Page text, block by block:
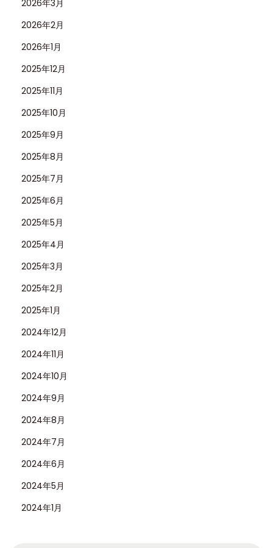
2026年3月
2026年2月
2026年1月
2025年12月
2025年11月
2025年10月
2025年9月
2025年8月
2025年7月
2025年6月
2025年5月
2025年4月
2025年3月
2025年2月
2025年1月
2024年12月
2024年11月
2024年10月
2024年9月
2024年8月
2024年7月
2024年6月
2024年5月
2024年1月